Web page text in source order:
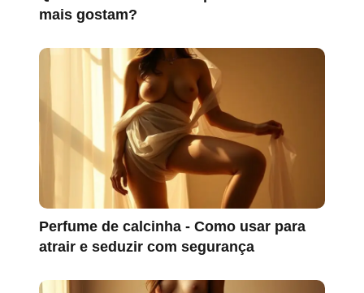
mais gostam?
Perfume de calcinha - Como usar para
atrair e seduzir com segurança